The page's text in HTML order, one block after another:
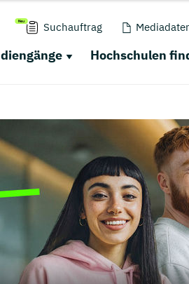
Suchauftrag
Hochschulen